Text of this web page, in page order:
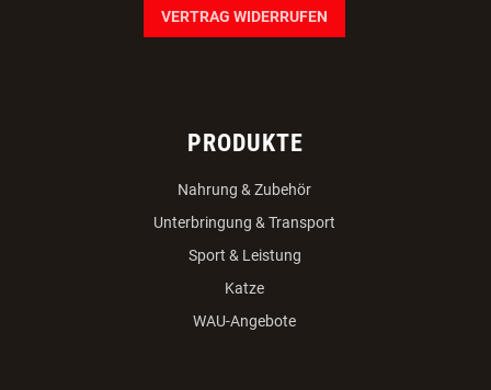
VERTRAG WIDERRUFEN
PRODUKTE
Nahrung & Zubehör
Unterbringung & Transport
Sport & Leistung
Katze
WAU-Angebote